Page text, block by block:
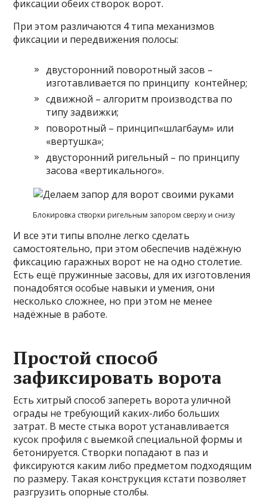
фиксации обеих створок ворот.
При этом различаются 4 типа механизмов
фиксации и передвижения полосы:
двусторонний поворотный засов –
изготавливается по принципу контейнер;
сдвижной – алгоритм производства по
типу задвижки;
поворотный – принцип«шлагбаум» или
«вертушка»;
двусторонний ригельный – по принципу
засова «вертикального».
Блокировка створки ригельным запором сверху и снизу
И все эти типы вполне легко сделать
самостоятельно, при этом обеспечив надёжную
фиксацию гаражных ворот не на одно столетие.
Есть ещё пружинные засовы, для их изготовления
понадобятся особые навыки и умения, они
несколько сложнее, но при этом не менее
надёжные в работе.
Простой способ
зафиксировать ворота
Есть хитрый способ запереть ворота уличной
ограды не требующий каких-либо больших
затрат. В месте стыка ворот устанавливается
кусок профиля с выемкой специальной формы и
бетонируется. Створки попадают в паз и
фиксируются каким либо предметом подходящим
по размеру. Такая конструкция кстати позволяет
разгрузить опорные столбы.